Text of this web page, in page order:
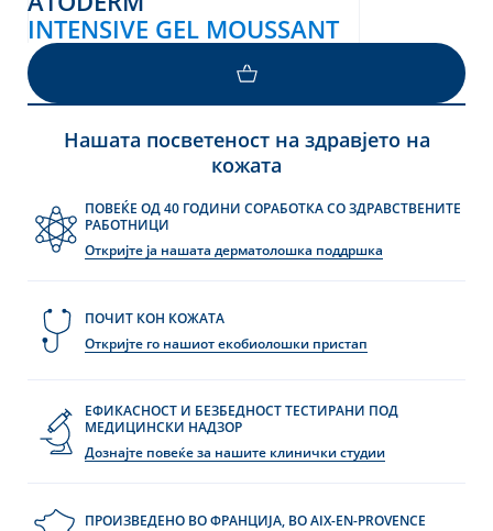
INTENSIVE GEL MOUSSANT
LOAD MOREНашата посветеност на здравјето на
кожата
ПОВЕЌЕ ОД 40 ГОДИНИ СОРАБОТКА СО ЗДРАВСТВЕНИТЕ
РАБОТНИЦИ
Откријте ја нашата дерматолошка поддршка
ПОЧИТ КОН КОЖАТА
Откријте го нашиот екобиолошки пристап
ЕФИКАСНОСТ И БЕЗБЕДНОСТ ТЕСТИРАНИ ПОД
МЕДИЦИНСКИ НАДЗОР
Дознајте повеќе за нашите клинички студии
ПРОИЗВЕДЕНО ВО ФРАНЦИЈА, ВО AIX-EN-PROVENCE